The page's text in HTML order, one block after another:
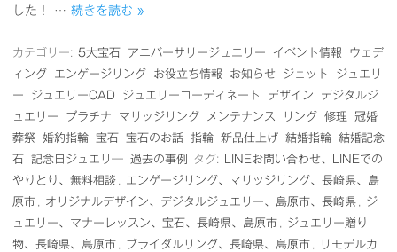
した！ … 続きを読む »
カテゴリー: 5大宝石 アニバーサリージュエリー イベント情報
ウェデ
ィング
エンゲージリング お役立ち情報 お知らせ ジェット
ジュエリ
ー
ジュエリーCAD ジュエリーコーディネート デザイン
デジタルジ
ュエリー
プラチナ マリッジリング メンテナンス リング 修理
冠婚
葬祭
婚約指輪 宝石 宝石のお話 指輪 新品仕上げ 結婚指輪
結婚記念
石
記念日ジュエリ― 過去の事例 タグ:
LINEお問い合わせ、LINEでの
やりとり、無料相談
エンゲージリング、マリッジリング、長崎県、島
原市
オリジナルデザイン、デジタルジュエリー、島原市、長崎県
ジ
ュエリー、マナーレッスン、宝石、長崎県、島原市
ジュエリー贈り
物、長崎県、島原市
ブライダルリング、長崎県、島原市
リモデルカ